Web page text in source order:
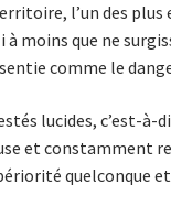
l’un des plus
moins que ne
comme le
lucides, c’est-
et constamment
quelconque